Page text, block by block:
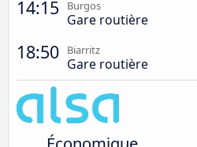
14:15 Burgos
Gare routière
18:50 Biarritz
Gare routière